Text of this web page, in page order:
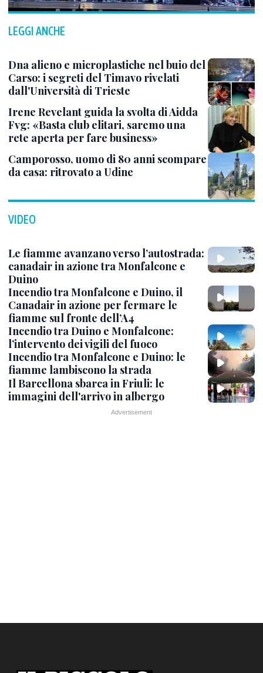
LEGGI ANCHE
Dna alieno e microplastiche nel buio del
Carso: i segreti del Timavo rivelati
dall'Università di Trieste
Irene Revelant guida la svolta di Aidda
Fvg: «Basta club elitari, saremo una
rete aperta per fare business»
Camporosso, uomo di 80 anni scompare
da casa: ritrovato a Udine
VIDEO
Le fiamme avanzano verso l’autostrada:
canadair in azione tra Monfalcone e
Duino
Incendio tra Monfalcone e Duino, il
Canadair in azione per fermare le
fiamme sul fronte dell’A4
Incendio tra Duino e Monfalcone:
l’intervento dei vigili del fuoco
Incendio tra Monfalcone e Duino: le
fiamme lambiscono la strada
Il Barcellona sbarca in Friuli: le
immagini dell'arrivo in albergo